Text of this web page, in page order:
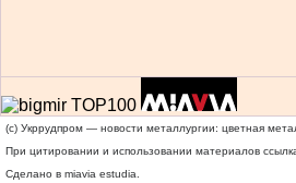
(c) Укррудпром — новости металлургии: цветная
При цитировании и использовании материалов
Сделано в miavia estudia.